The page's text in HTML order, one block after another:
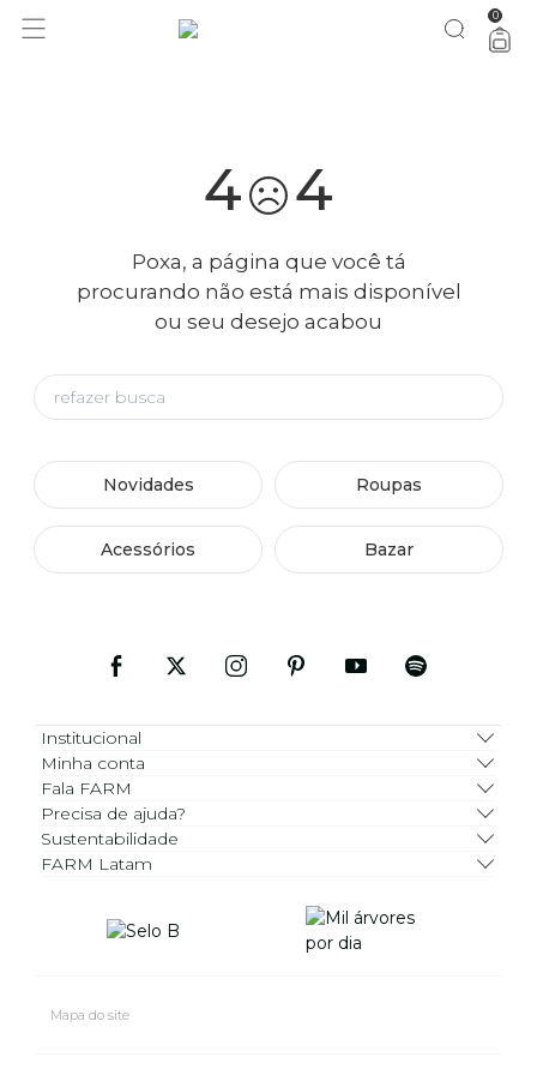
você merece 30% OFF pra comemorar com a gente aproveita! 0
4 4
Poxa, a página que você tá
procurando não está mais disponível
ou seu desejo acabou
Novidades Roupas
Acessórios Bazar
Institucional
Minha conta
Fala FARM
Precisa de ajuda?
Sustentabilidade
FARM Latam
Mapa do site